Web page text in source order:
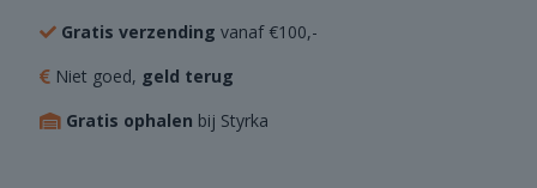
Gratis verzending vanaf €100,-
Niet goed, geld terug
Gratis ophalen bij Styrka